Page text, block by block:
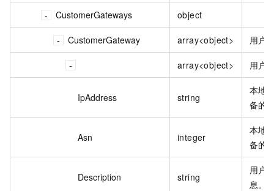
CustomerGateways object
CustomerGateway array<object> 用户
array<object> 用户
IpAddress string
本地
备的
Asn integer
本地
备的
Description string
用户
息。